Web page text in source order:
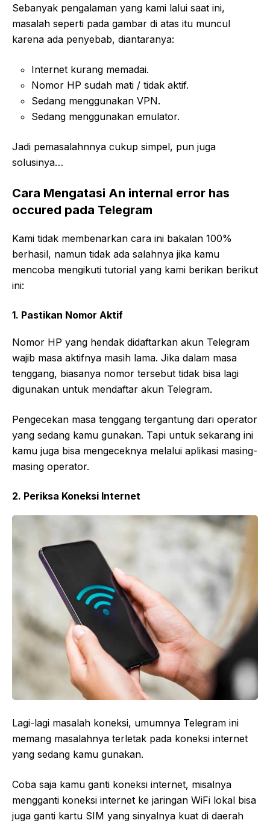
Sebanyak pengalaman yang kami lalui saat ini,
masalah seperti pada gambar di atas itu muncul
karena ada penyebab, diantaranya:
Internet kurang memadai.
Nomor HP sudah mati / tidak aktif.
Sedang menggunakan VPN.
Sedang menggunakan emulator.
Jadi pemasalahnnya cukup simpel, pun juga
solusinya…
Cara Mengatasi An internal error has
occured pada Telegram
Kami tidak membenarkan cara ini bakalan 100%
berhasil, namun tidak ada salahnya jika kamu
mencoba mengikuti tutorial yang kami berikan berikut
ini:
1. Pastikan Nomor Aktif
Nomor HP yang hendak didaftarkan akun Telegram
wajib masa aktifnya masih lama. Jika dalam masa
tenggang, biasanya nomor tersebut tidak bisa lagi
digunakan untuk mendaftar akun Telegram.
Pengecekan masa tenggang tergantung dari operator
yang sedang kamu gunakan. Tapi untuk sekarang ini
kamu juga bisa mengeceknya melalui aplikasi masing-
masing operator.
2. Periksa Koneksi Internet
Lagi-lagi masalah koneksi, umumnya Telegram ini
memang masalahnya terletak pada koneksi internet
yang sedang kamu gunakan.
Coba saja kamu ganti koneksi internet, misalnya
mengganti koneksi internet ke jaringan WiFi lokal bisa
juga ganti kartu SIM yang sinyalnya kuat di daerah